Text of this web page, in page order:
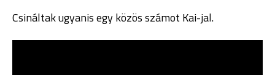
Csináltak ugyanis egy közös számot Kai-jal.